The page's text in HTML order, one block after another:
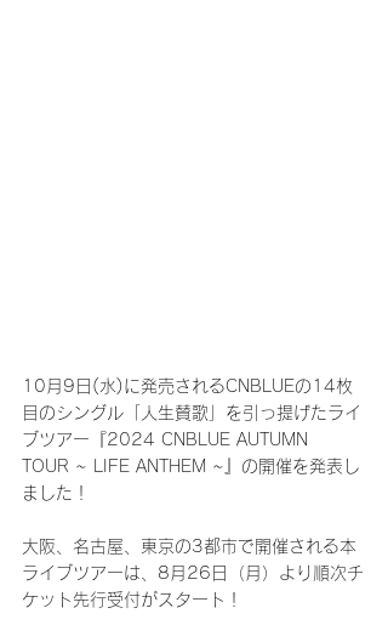
10月9日(水)に発売されるCNBLUEの14枚
目のシングル「人生賛歌」を引っ提げたライ
ブツアー『2024 CNBLUE AUTUMN
TOUR ~ LIFE ANTHEM ~』の開催を発表し
ました！
大阪、名古屋、東京の3都市で開催される本
ライブツアーは、8月26日（月）より順次チ
ケット先行受付がスタート！